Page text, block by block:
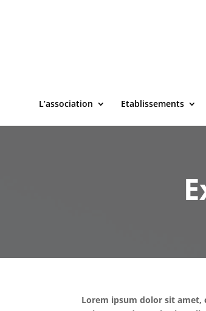
L’association Etablissements
Lorem ipsum dolor sit amet,